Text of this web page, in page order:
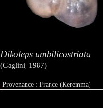
Dikoleps umbilicostriata
(Gaglini, 1987)
Provenance : France (Keremma)
Taille : 0.80 - 0.90 mm